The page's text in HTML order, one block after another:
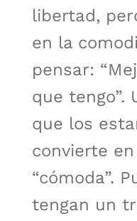
libertad,
en la
pensar:
que tengo”.
que los
convierte
“cómoda”.
tengan un